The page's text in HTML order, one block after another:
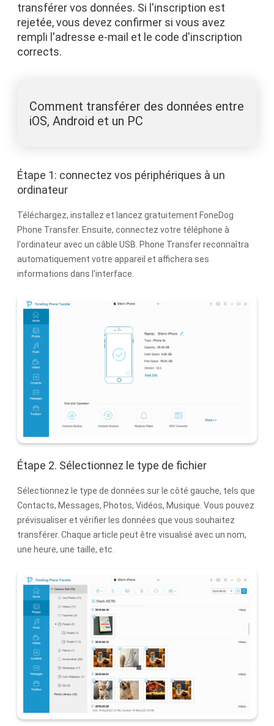
transférer vos données. Si l'inscription est
rejetée, vous devez confirmer si vous avez
rempli l'adresse e-mail et le code d'inscription
corrects.
Comment transférer des données entre
iOS, Android et un PC
Étape 1: connectez vos périphériques à un
ordinateur
Téléchargez, installez et lancez gratuitement FoneDog
Phone Transfer. Ensuite, connectez votre téléphone à
l'ordinateur avec un câble USB. Phone Transfer reconnaîtra
automatiquement votre appareil et affichera ses
informations dans l'interface.
Étape 2. Sélectionnez le type de fichier
Sélectionnez le type de données sur le côté gauche, tels que
Contacts, Messages, Photos, Vidéos, Musique. Vous pouvez
prévisualiser et vérifier les données que vous souhaitez
transférer. Chaque article peut être visualisé avec un nom,
une heure, une taille, etc.